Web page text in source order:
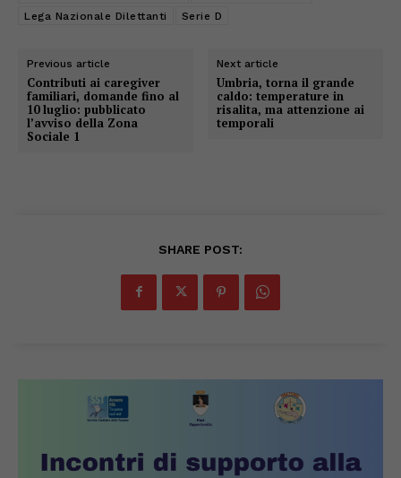
Lega Nazionale Dilettanti
Serie D
Previous article
Contributi ai caregiver
familiari, domande fino al
10 luglio: pubblicato
l’avviso della Zona
Sociale 1
Next article
Umbria, torna il grande
caldo: temperature in
risalita, ma attenzione ai
temporali
SHARE POST: